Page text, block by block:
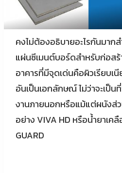
คงไม่ต้องอธิบายอะไรกันมาก
แผ่นซีเมนต์บอร์ดสำหรับก่อส
อาคารที่มีจุดเด่นคือผิวเรียบเ
อันเป็นเอกลักษณ์ ไม่ว่าจะเป็
งานภายนอกหรือแม้แต่ผนัง
อย่าง VIVA HD หรือน้ำยาเค
GUARD